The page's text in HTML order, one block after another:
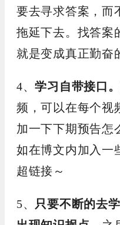
要去寻求答案，而
拖延下去。找答案
就是变成真正勤奋
4、学习自带接口。
频，可以在每个视
加一下下期预告怎
如在博文内加入一
超链接～
5、 只要不断的去